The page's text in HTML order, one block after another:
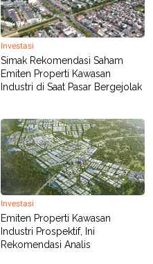
Investasi
Simak Rekomendasi Saham
Emiten Properti Kawasan
Industri di Saat Pasar Bergejolak
Investasi
Emiten Properti Kawasan
Industri Prospektif, Ini
Rekomendasi Analis